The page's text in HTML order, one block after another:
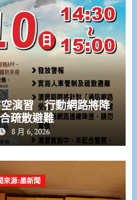
演習 行動網路將降
疏散避難
8 月 6, 2026
來源:墨新聞